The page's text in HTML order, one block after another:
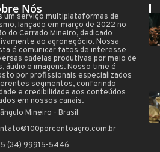
Nós
um serviço multiplataformas de
lançado em março de 2022 no
do Cerrado Mineiro, dedicado
ao agronegócio. Nossa
é comunicar fatos de interesse
cadeias produtivas por meio de
áudio e imagens. Nosso time é
por profissionais especializados
segmentos, conferindo
e credibilidade aos conteúdos
em nossos canais.
Mineiro - Brasil
(34) 99915-5446